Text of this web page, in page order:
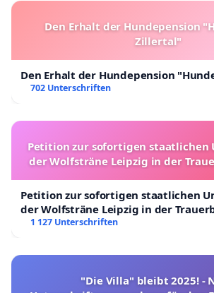
Den Erhalt der Hundepension
Zillertal"
Den Erhalt der Hundepension
702 Unterschriften
Petition zur sofortigen staatlichen
der Wolfsträne Leipzig in der
Petition zur sofortigen staatlichen
der Wolfsträne Leipzig in der
1 127 Unterschriften
"Die Villa" bleibt 2025! -